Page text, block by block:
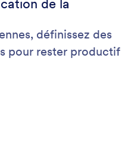
de la
définissez des
pour rester productif